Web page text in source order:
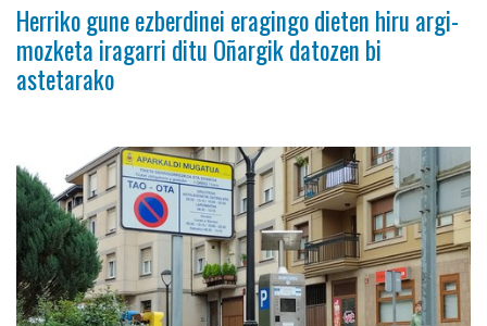
Herriko gune ezberdinei eragingo dieten hiru argi-
mozketa iragarri ditu Oñargik datozen bi
astetarako